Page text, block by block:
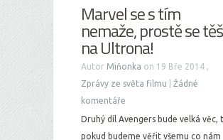
Marvel se s tím
nemaže, prostě se
na Ultrona!
Autor Miňonka on 19 Bře 2014 ,
Zprávy ze světa filmu
Žádné
komentáře
Druhý díl Avengers bude velká věc,
pokud budeme věřit všemu co nám